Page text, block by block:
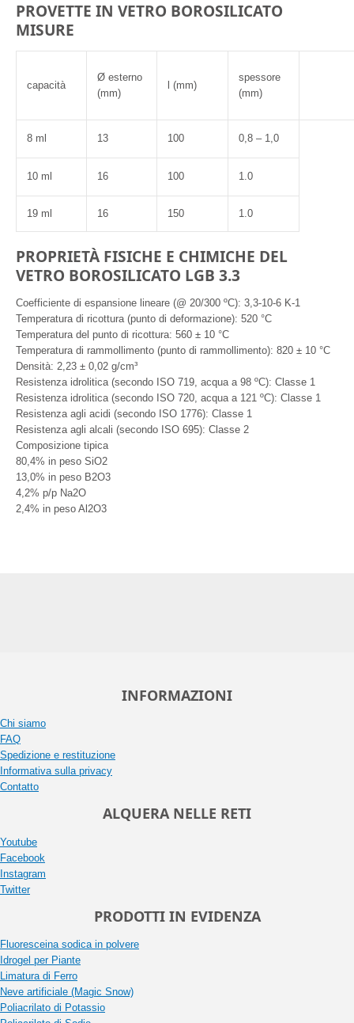
PROVETTE IN VETRO BOROSILICATO
MISURE
capacità
Ø esterno
(mm)
l (mm)
spessore
(mm)
8 ml 13 100 0,8 – 1,0
10 ml 16 100 1.0
19 ml 16 150 1.0
PROPRIETÀ FISICHE E CHIMICHE DEL
VETRO BOROSILICATO LGB 3.3
Coefficiente di espansione lineare (@ 20/300 ºC): 3,3-10-6 K-1
Temperatura di ricottura (punto di deformazione): 520 °C
Temperatura del punto di ricottura: 560 ± 10 °C
Temperatura di rammollimento (punto di rammollimento): 820 ± 10 °C
Densità: 2,23 ± 0,02 g/cm³
Resistenza idrolitica (secondo ISO 719, acqua a 98 ºC): Classe 1
Resistenza idrolitica (secondo ISO 720, acqua a 121 ºC): Classe 1
Resistenza agli acidi (secondo ISO 1776): Classe 1
Resistenza agli alcali (secondo ISO 695): Classe 2
Composizione tipica
80,4% in peso SiO2
13,0% in peso B2O3
4,2% p/p Na2O
2,4% in peso Al2O3
INFORMAZIONI
Chi siamo
FAQ
Spedizione e restituzione
Informativa sulla privacy
Contatto
ALQUERA NELLE RETI
Youtube
Facebook
Instagram
Twitter
PRODOTTI IN EVIDENZA
Fluoresceina sodica in polvere
Idrogel per Piante
Limatura di Ferro
Neve artificiale (Magic Snow)
Poliacrilato di Potassio